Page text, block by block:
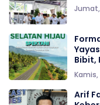
Jumat,
Bibit,
Kamis,
Arif